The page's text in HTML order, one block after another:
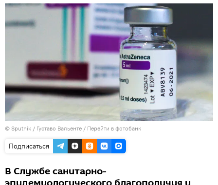
© Sputnik / Густаво Вальенте / Перейти в фотобанк
Подписаться
В Службе санитарно-